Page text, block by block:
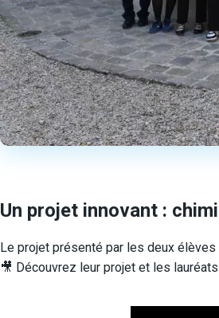
Un projet innovant :
Le projet présenté par les deux
🎥 Découvrez leur projet et les